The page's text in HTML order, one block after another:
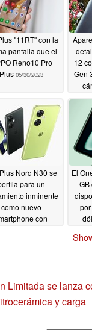
"11RT" con la
pantalla que el
Reno10 Pro
Plus 05/30/2023
12
Gen
Nord N30 se
para un
inminente
como nuevo
con
El
GB
Limitada se lanza
y carga